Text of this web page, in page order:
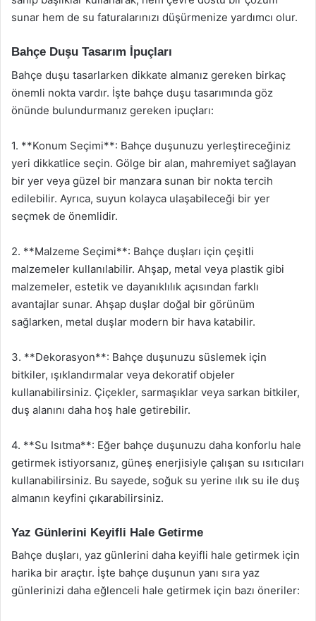
sunar hem de su faturalarınızı düşürmenize yardımcı olur.
Bahçe Duşu Tasarım İpuçları
Bahçe duşu tasarlarken dikkate almanız gereken birkaç
önemli nokta vardır. İşte bahçe duşu tasarımında göz
önünde bulundurmanız gereken ipuçları:
1. **Konum Seçimi**: Bahçe duşunuzu yerleştireceğiniz
yeri dikkatlice seçin. Gölge bir alan, mahremiyet sağlayan
bir yer veya güzel bir manzara sunan bir nokta tercih
edilebilir. Ayrıca, suyun kolayca ulaşabileceği bir yer
seçmek de önemlidir.
2. **Malzeme Seçimi**: Bahçe duşları için çeşitli
malzemeler kullanılabilir. Ahşap, metal veya plastik gibi
malzemeler, estetik ve dayanıklılık açısından farklı
avantajlar sunar. Ahşap duşlar doğal bir görünüm
sağlarken, metal duşlar modern bir hava katabilir.
3. **Dekorasyon**: Bahçe duşunuzu süslemek için
bitkiler, ışıklandırmalar veya dekoratif objeler
kullanabilirsiniz. Çiçekler, sarmaşıklar veya sarkan bitkiler,
duş alanını daha hoş hale getirebilir.
4. **Su Isıtma**: Eğer bahçe duşunuzu daha konforlu hale
getirmek istiyorsanız, güneş enerjisiyle çalışan su ısıtıcıları
kullanabilirsiniz. Bu sayede, soğuk su yerine ılık su ile duş
almanın keyfini çıkarabilirsiniz.
Yaz Günlerini Keyifli Hale Getirme
Bahçe duşları, yaz günlerini daha keyifli hale getirmek için
harika bir araçtır. İşte bahçe duşunun yanı sıra yaz
günlerinizi daha eğlenceli hale getirmek için bazı öneriler: